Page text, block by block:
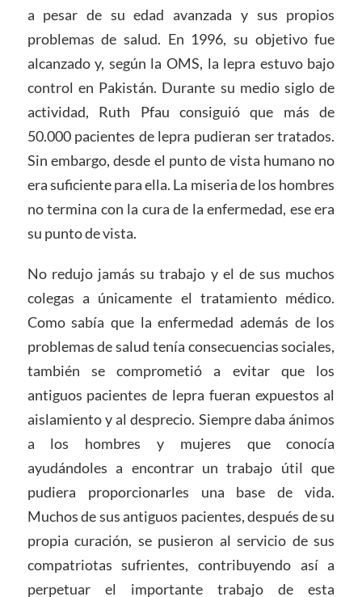
a pesar de su edad avanzada y sus propios
problemas de salud. En 1996, su objetivo fue
alcanzado y, según la OMS, la lepra estuvo bajo
control en Pakistán. Durante su medio siglo de
actividad, Ruth Pfau consiguió que más de
50.000 pacientes de lepra pudieran ser tratados.
Sin embargo, desde el punto de vista humano no
era suficiente para ella. La miseria de los hombres
no termina con la cura de la enfermedad, ese era
su punto de vista.
No redujo jamás su trabajo y el de sus muchos
colegas a únicamente el tratamiento médico.
Como sabía que la enfermedad además de los
problemas de salud tenía consecuencias sociales,
también se comprometió a evitar que los
antiguos pacientes de lepra fueran expuestos al
aislamiento y al desprecio. Siempre daba ánimos
a los hombres y mujeres que conocía
ayudándoles a encontrar un trabajo útil que
pudiera proporcionarles una base de vida.
Muchos de sus antiguos pacientes, después de su
propia curación, se pusieron al servicio de sus
compatriotas sufrientes, contribuyendo así a
perpetuar el importante trabajo de esta